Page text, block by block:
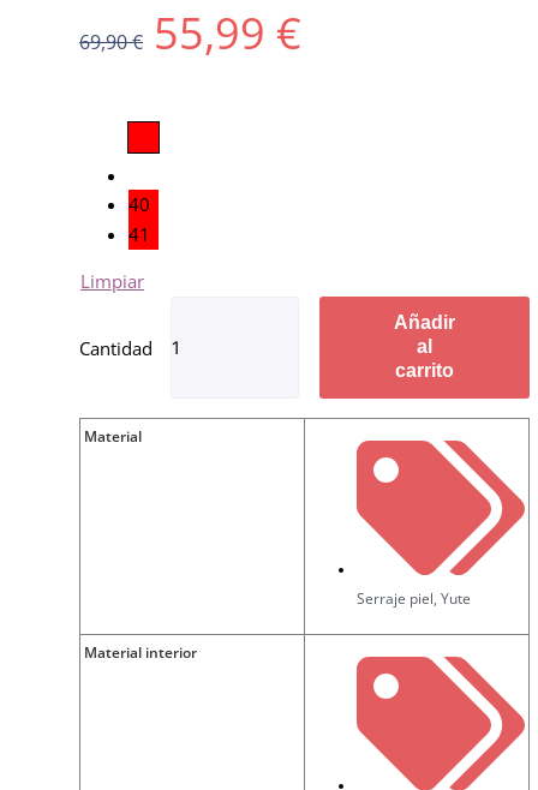
69,90€ 55,99 €
40
41
Limpiar
Añadir
al
carrito
Material
Serraje piel, Yute
Material interior